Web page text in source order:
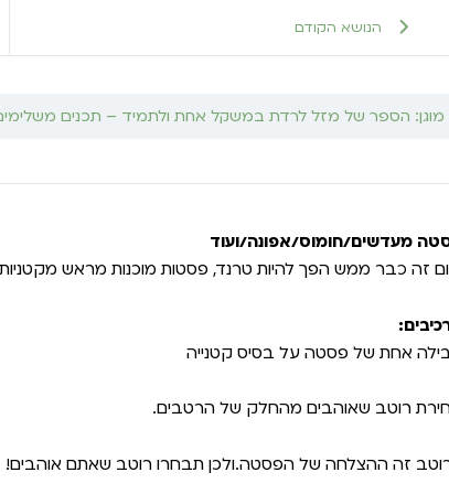
הנושא הקודם
מוגן: הספר של מזל לרדת במשקל אחת ולתמיד – תכנים
מעדשים/חומוס/אפונה/ועוד
זה כבר ממש הפך להיות טרנד, פסטות מוכנות מראש מקטניות
אחת של פסטה על בסיס קטנייה
רוטב שאוהבים מהחלק של הרטבים.
זה ההצלחה של הפסטה.ולכן תבחרו רוטב שאתם אוהבים!